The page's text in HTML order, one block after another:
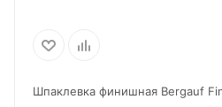
Шпаклевка финишная Bergauf